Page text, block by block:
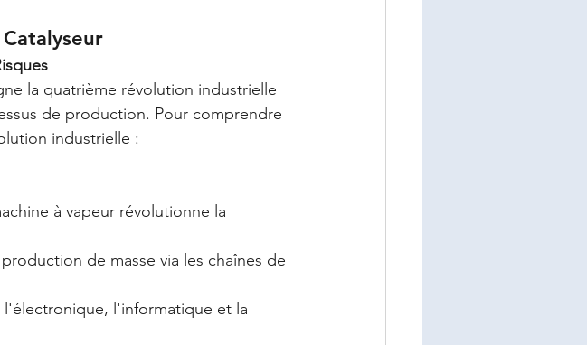
la quatrième révolution industrielle
de production. Pour comprendre
industrielle :
à vapeur révolutionne la
de masse via les chaînes de
l'informatique et la